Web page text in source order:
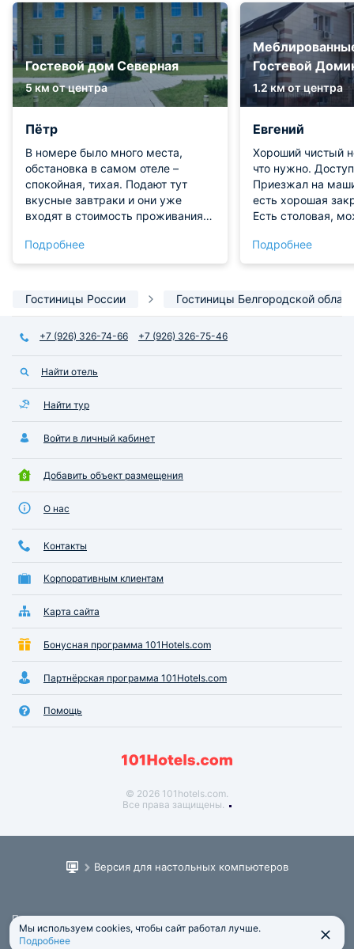
Гостевой дом Северная
5 км от центра
Пётр
В номере было много места,
обстановка в самом отеле –
спокойная, тихая. Подают тут
вкусные завтраки и они уже
входят в стоимость проживания.
было сбоев по скорости.
Находится гостиница среди
проблем, чтобы ее найти с
Подробнее
Гостевой
1.2 км от центра
Евгений
Хороший чистый
что нужно.
Приезжал на
есть хорошая
Есть столовая,
порадовала.
соответствуют
Подробнее
Гостиницы России Гостиницы Белгородской
+7 (926) 326-74-66 +7 (926) 326-75-46
Найти отель
Найти тур
Войти в личный кабинет
Добавить объект размещения
О нас
Контакты
Корпоративным клиентам
Карта сайта
Бонусная программа 101Hotels.com
Партнёрская программа 101Hotels.com
Помощь
© 2026 101hotels.com.
Все права защищены.
Версия для настольных компьютеров
Пользовательское соглашение
Юридическая информация
Мы используем cookies, чтобы сайт работал лучше.
Подробнее